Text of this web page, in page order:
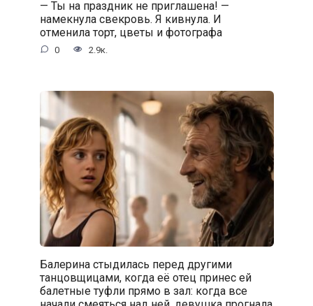
— Ты на праздник не приглашена! —
намекнула свекровь. Я кивнула. И
отменила торт, цветы и фотографа
0 2.9к.
Балерина стыдилась перед другими
танцовщицами, когда её отец принес ей
балетные туфли прямо в зал: когда все